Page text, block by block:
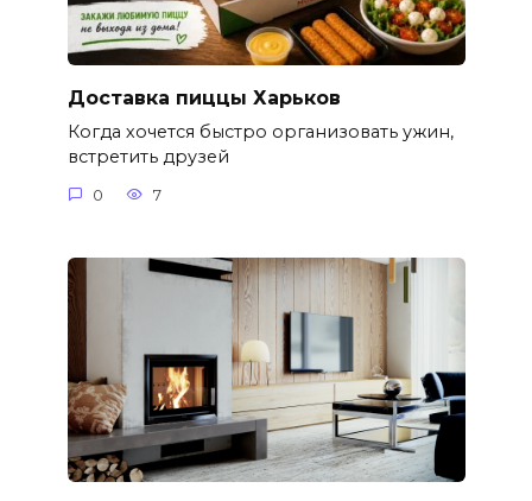
Доставка пиццы Харьков
Когда хочется быстро организовать ужин,
встретить друзей
0 7